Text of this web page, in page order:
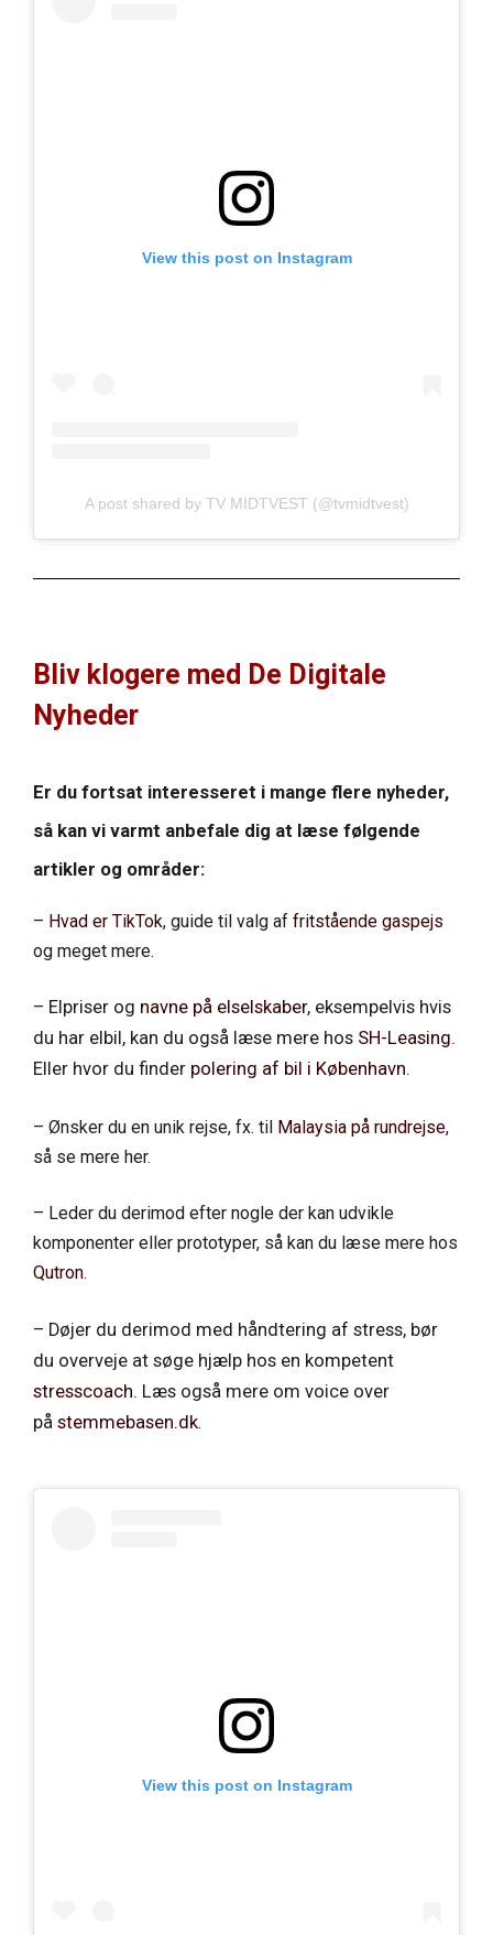
View this post on Instagram
A post shared by TV MIDTVEST (@tvmidtvest)
Bliv klogere med De Digitale
Nyheder
Er du fortsat interesseret i mange flere nyheder,
så kan vi varmt anbefale dig at læse følgende
artikler og områder:
– Hvad er TikTok, guide til valg af fritstående gaspejs
og meget mere.
– Elpriser og navne på elselskaber, eksempelvis hvis
du har elbil, kan du også læse mere hos SH-Leasing.
Eller hvor du finder polering af bil i København.
– Ønsker du en unik rejse, fx. til Malaysia på rundrejse,
så se mere her.
– Leder du derimod efter nogle der kan udvikle
komponenter eller prototyper, så kan du læse mere hos
Qutron.
– Døjer du derimod med håndtering af stress, bør
du overveje at søge hjælp hos en kompetent
stresscoach. Læs også mere om voice over
på stemmebasen.dk.
View this post on Instagram